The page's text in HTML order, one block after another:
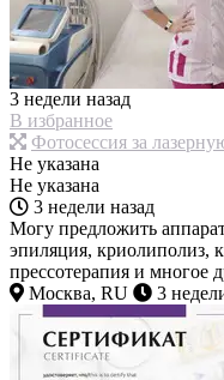
3 недели назад
В избранное
Фотосессия за
Не указана
Не указана
3 недели назад
Могу предложить
эпиляция, криолиполиз,
прессотерапия и многое
Москва, RU
3